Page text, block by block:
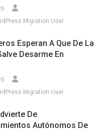
Migration User
Esperan A Que De La
Desarme En
Migration User
De
Autónomos De